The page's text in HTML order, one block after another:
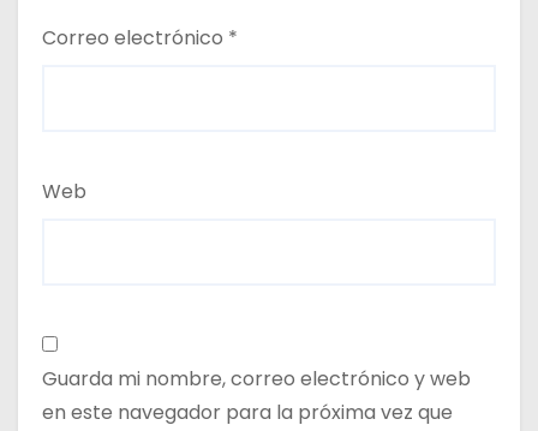
Correo electrónico *
Web
Guarda mi nombre, correo electrónico y web
en este navegador para la próxima vez que